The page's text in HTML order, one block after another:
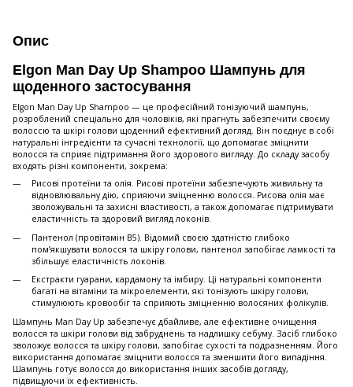
Опис
Elgon Man Day Up Shampoo Шампунь для
щоденного застосування
​Elgon Man Day Up Shampoo — це професійний тонізуючий шампунь,
розроблений спеціально для чоловіків, які прагнуть забезпечити своєму
волоссю та шкірі голови щоденний ефективний догляд. Він поєднує в собі
натуральні інгредієнти та сучасні технології, що допомагає зміцнити
волосся та сприяє підтримання його здорового вигляду. До складу засобу
входять різні компоненти, зокрема:
Рисові протеїни та олія. Рисові протеїни забезпечують живильну та
відновлювальну дію, сприяючи зміцненню волосся. Рисова олія має
зволожувальні та захисні властивості, а також допомагає підтримувати
еластичність та здоровий вигляд локонів. ​
Пантенол (провітамін B5). Відомий своєю здатністю глибоко
пом’якшувати волосся та шкіру голови, пантенол запобігає ламкості та
збільшує еластичність локонів.
Екстракти гуарани, кардамону та імбиру. Ці натуральні компоненти
багаті на вітаміни та мікроелементи, які тонізують шкіру голови,
стимулюють кровообіг та сприяють зміцненню волосяних фолікулів.
Шампунь Man Day Up забезпечує дбайливе, але ефективне очищення
волосся та шкіри голови від забруднень та надлишку себуму. Засіб глибоко
зволожує волосся та шкіру голови, запобігає сухості та подразненням. ​Його
використання допомагає зміцнити волосся та зменшити його випадіння.
Шампунь готує волосся до використання інших засобів догляду,
підвищуючи їх ефективність. ​